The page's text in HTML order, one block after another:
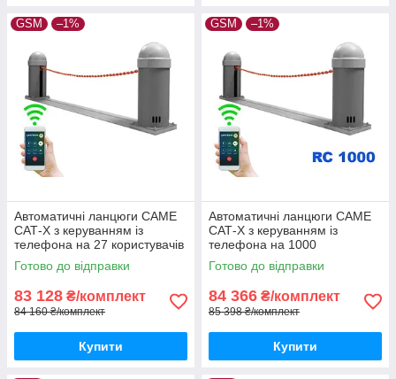
GSM –1%
Автоматичні ланцюги CAME
САТ-X з керуванням із
телефона на 27 користувачів
Готово до відправки
83 128 ₴/комплект
84 160 ₴/комплект
Купити
GSM –1%
Автоматичні ланцюги CAME
САТ-X з керуванням із
телефона на 1000
користувачів
Готово до відправки
84 366 ₴/комплект
85 398 ₴/комплект
Купити